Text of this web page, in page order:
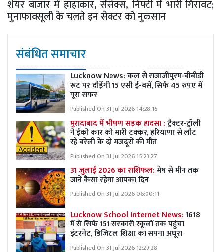
शेयर बाजार में हाहाकार, सेंसेक्स, निफ्टी में भारी गिरावट;
मुनाफावसूली के चलते इन सेक्टर को नुकसान
संबंधित समाचार
Lucknow News:कल से राजाजीपुरम-बीबीडी
रूट पर दौड़ेंगी 15 एसी ई-बसें, सिर्फ 45 रुपए में
पूरा सफर
Published On 31 Jul 2026 14:28:15
मुरादाबाद में भीषण सड़क हादसा :ट्रैक्टर-ट्रॉली
ने ईको कार को मारी टक्कर, हरियाणा से लौट
रहे बरेली के दो मजदूरों की मौत
Published On 31 Jul 2026 15:23:27
31 जुलाई 2026 का राशिफल:मेष से मीन तक
जानें कैसा रहेगा आपका दिन
Published On 31 Jul 2026 06:00:11
Lucknow School Internet News:1618
में से सिर्फ 151 सरकारी स्कूलों तक पहुंचा
इंटरनेट, डिजिटल शिक्षा का सपना अधूरा
Published On 31 Jul 2026 12:29:28